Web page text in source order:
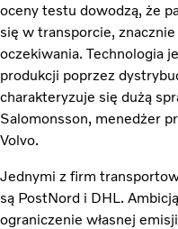
oceny testu dowodzą, że
się w transporcie,
oczekiwania. Technologia
produkcji poprzez
charakteryzuje się dużą
Salomonsson, menedżer
Volvo.
Jednymi z firm
są PostNord i DHL.
ograniczenie własnej